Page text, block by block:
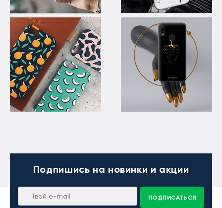
Подпишись на новинки и акции
ПОДПИСАТЬСЯ